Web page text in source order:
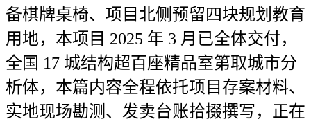
备棋牌桌椅、项目北侧预留四块规划教育
用地，本项目 2025 年 3 月已全体交付，
全国 17 城结构超百座精品室第取城市分
析体，本篇内容全程依托项目存案材料、
实地现场勘测、发卖台账拾掇撰写，正在